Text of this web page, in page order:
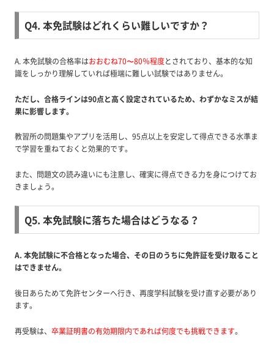
Q4. 本免試験はどれくらい難しいですか？
A. 本免試験の合格率はおおむね70〜80％程度とされており、基本的な知
識をしっかり理解していれば極端に難しい試験ではありません。
ただし、合格ラインは90点と高く設定されているため、わずかなミスが結
果に影響します。
教習所の問題集やアプリを活用し、95点以上を安定して得点できる水準ま
で学習を重ねておくと効果的です。
また、問題文の読み違いにも注意し、確実に得点できる力を身につけてお
きましょう。
Q5. 本免試験に落ちた場合はどうなる？
A. 本免試験に不合格となった場合、その日のうちに免許証を受け取ること
はできません。
後日あらためて免許センターへ行き、再度学科試験を受け直す必要があり
ます。
再受験は、 卒業証明書の有効期限内であれば何度でも挑戦できます。